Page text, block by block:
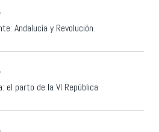
Andalucía y Revolución.
el parto de la VI República